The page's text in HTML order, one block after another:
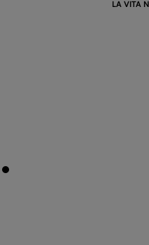
LA VITA